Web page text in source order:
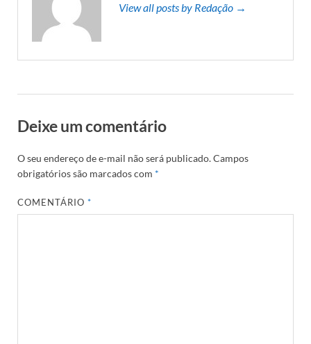
View all posts by Redação →
Deixe um comentário
O seu endereço de e-mail não será publicado.Campos
obrigatórios são marcados com *
COMENTÁRIO*